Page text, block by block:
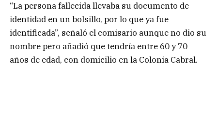
“La persona fallecida llevaba su documento de
identidad en un bolsillo, por lo que ya fue
identificada”, señaló el comisario aunque no dio su
nombre pero añadió que tendría entre 60 y 70
años de edad, con domicilio en la Colonia Cabral.